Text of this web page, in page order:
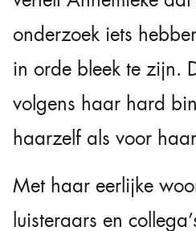
onderzoek iets
in orde bleek te zijn.
volgens haar hard
haarzelf als voor
Met haar eerlijke
luisteraars en